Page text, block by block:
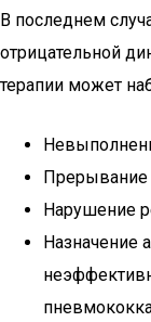
В последнем
отрицательной
терапии может
Прерывание
Нарушение
Назначение